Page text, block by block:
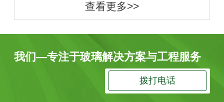
查看更多>>
我们—专注于玻璃解决方案与工程服务
拨打电话